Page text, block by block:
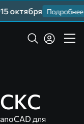
Подробнее
для